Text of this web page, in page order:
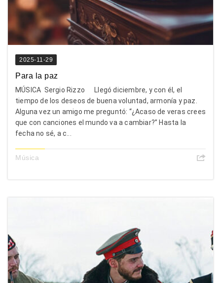
2025-11-29
Para la paz
MÚSICA Sergio Rizzo Llegó diciembre, y con él, el
tiempo de los deseos de buena voluntad, armonía y paz.
Alguna vez un amigo me preguntó: “¿Acaso de veras crees
que con canciones el mundo va a cambiar?” Hasta la
fecha no sé, a c...
Música